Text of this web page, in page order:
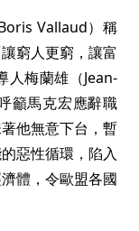
Vallaud）稱
窮人更窮，讓富
人梅蘭雄（Jean-
籲馬克宏應辭職
他無意下台，暫
惡性循環，陷入
體，令歐盟各國